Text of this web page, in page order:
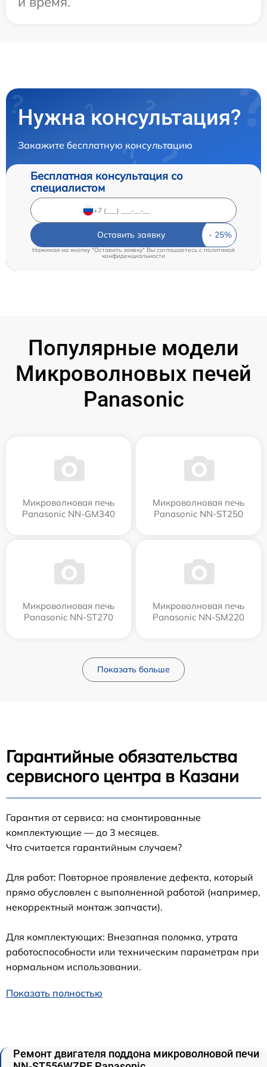
Нужна консультация?
Закажите бесплатную консультацию
Бесплатная консультация со
специалистом
Оставить заявку
Нажимая на кнопку "Оставить заявку" Вы соглашаетесь cполитикой
конфиденциальности
Популярные модели
Микроволновых печей
Panasonic
Микроволновая печь
Panasonic NN-GM340
Микроволновая печь
Panasonic NN-ST250
Микроволновая печь
Panasonic NN-ST270
Микроволновая печь
Panasonic NN-SM220
Показать больше
Гарантийные обязательства
сервисного центра в Казани
Гарантия от сервиса: на смонтированные
комплектующие — до 3 месяцев.
Что считается гарантийным случаем?
Для работ: Повторное проявление дефекта, который
прямо обусловлен с выполненной работой (например,
некорректный монтаж запчасти).
Для комплектующих: Внезапная поломка, утрата
работоспособности или техническим параметрам при
нормальном использовании.
Показать полностью
Ремонт двигателя поддона микроволновой печи